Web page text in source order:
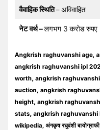
वैवाहिक स्थिति– अविवाहित
नेट वर्थ –लगभग 3 करोड रुपए
Angkrish raghuvanshi age,
angkrish raghuvanshi ipl
worth, angkrish
auction, angkrish
height, angkrish
stats, angkrish
wikipedia, अंगकृष रघुवंशी